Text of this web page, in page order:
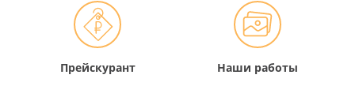
Прейскурант Наши работы